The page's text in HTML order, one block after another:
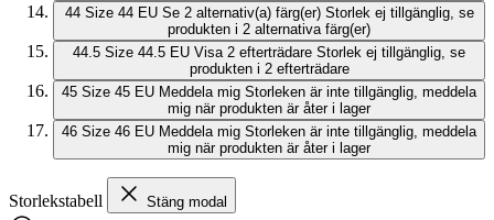
44 Size 44 EU Se 2 alternativ(a) färg(er) Storlek ej tillgänglig, se
produkten i 2 alternativa färg(er)
44.5 Size 44.5 EU Visa 2 efterträdare Storlek ej tillgänglig, se
produkten i 2 efterträdare
45 Size 45 EU Meddela mig Storleken är inte tillgänglig, meddela
mig när produkten är åter i lager
46 Size 46 EU Meddela mig Storleken är inte tillgänglig, meddela
mig när produkten är åter i lager
Storlekstabell Stäng modal